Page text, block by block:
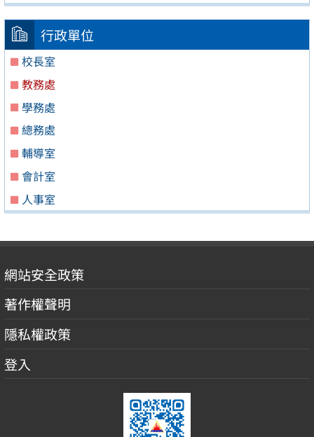
行政單位
校長室
教務處
學務處
總務處
輔導室
會計室
人事室
網站安全政策
著作權聲明
隱私權政策
登入